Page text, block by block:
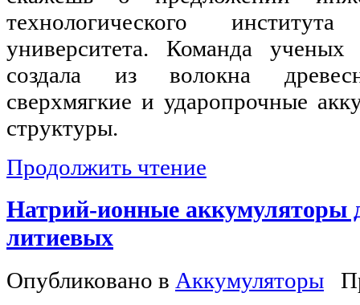
технологического
университета. Команда
создала из волокна
сверхмягкие и ударопрочные
структуры.
Продолжить чтение
Натрий-ионные аккумуляторы
литиевых
Опубликовано в Аккумуляторы